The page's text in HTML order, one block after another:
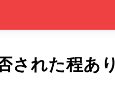
された程あり